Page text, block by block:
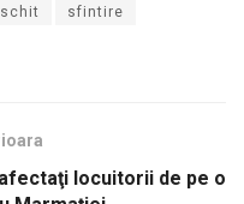
schit sfintire
locuitorii de pe o